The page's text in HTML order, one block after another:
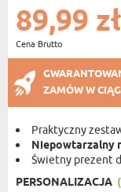
89,99 zł
Cena Brutto
ZAMÓW W
Praktyczny
Niepowtarzalny
Świetny prezent
PERSONALIZACJA